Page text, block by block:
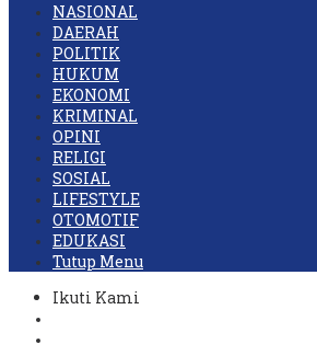
NASIONAL
DAERAH
POLITIK
HUKUM
EKONOMI
KRIMINAL
OPINI
RELIGI
SOSIAL
LIFESTYLE
OTOMOTIF
EDUKASI
Tutup Menu
Ikuti Kami